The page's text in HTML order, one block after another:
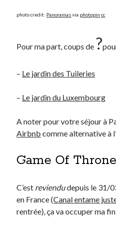
photo credit: Panoramasvia photopin cc
Pour ma part, coups de ?
– Le jardin des Tuileries
– Le jardin du Luxembourg
A noter pour votre séjour à
Airbnb comme alternative à
Game Of
C’est reviendudepuis le 31/
en France (Canal entame
rentrée), ça va occuper ma fin